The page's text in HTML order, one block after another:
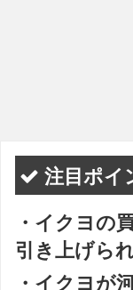
注目ポイ
・イクヨの
引き上げら
・イクヨが